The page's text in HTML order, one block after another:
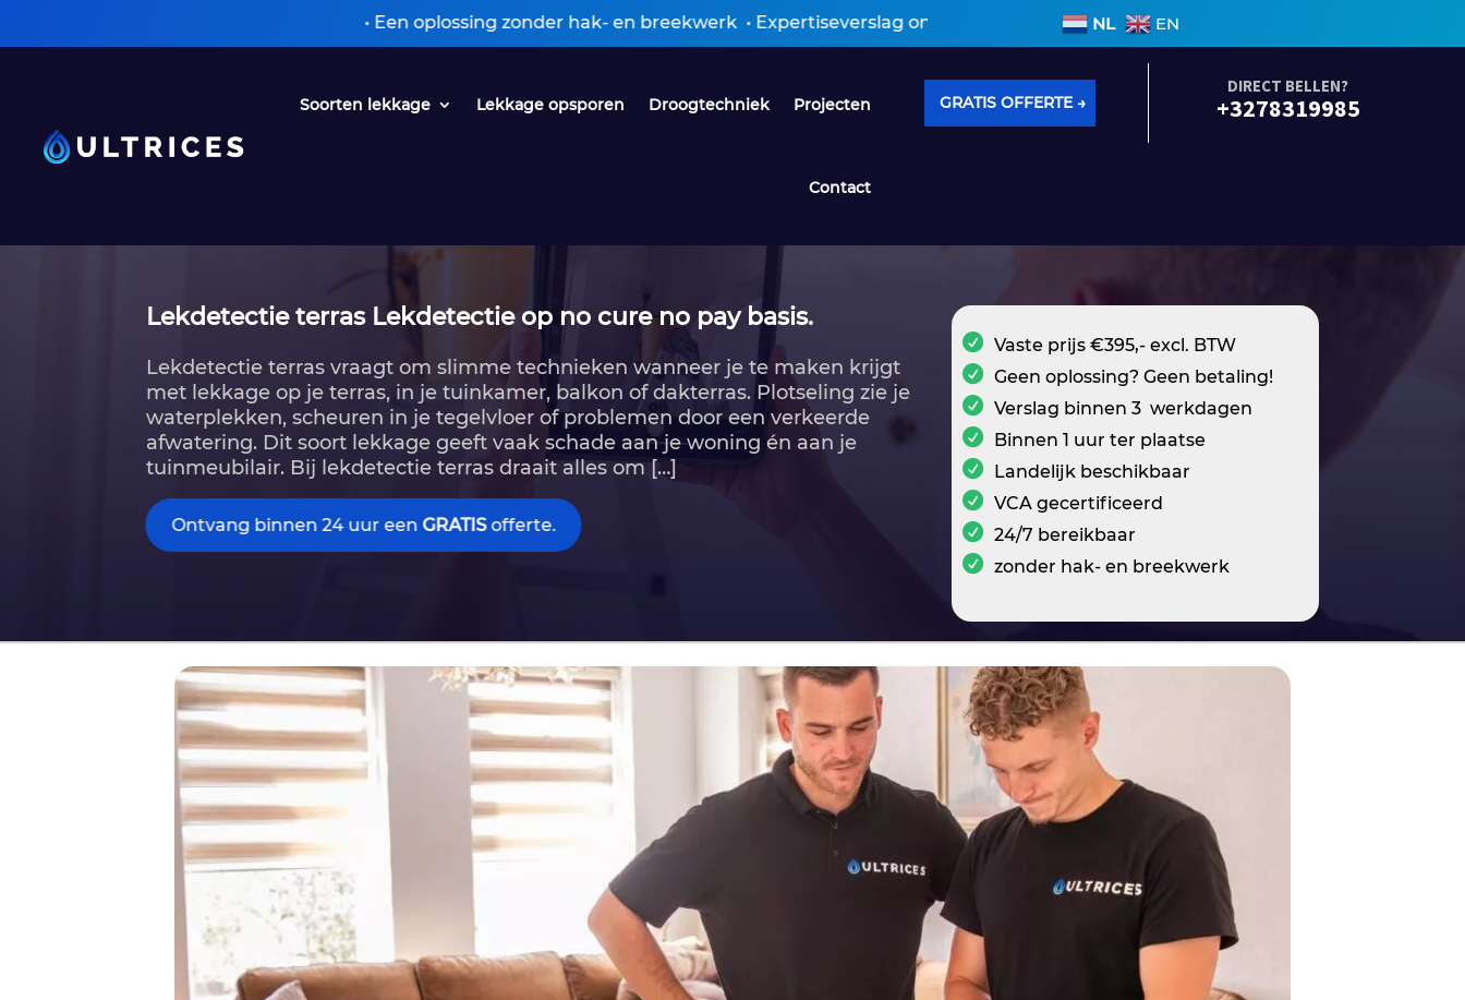
• Een oplossing zonder hak- en breekwerk • Expertiseverslag ontvangen binnen 3 werkdagen • Geen voorrijkosten • Alle soorten
NL EN
Soorten lekkage Lekkage opsporen Droogtechniek Projecten
Contact
GRATIS OFFERTE →
DIRECT BELLEN?
+3278319985
Lekdetectie terras Lekdetectie op no cure no pay basis.
Lekdetectie terras vraagt om slimme technieken wanneer je te maken krijgt
met lekkage op je terras, in je tuinkamer, balkon of dakterras.​ Plotseling zie je
waterplekken, scheuren in je tegelvloer of problemen door een verkeerde
afwatering.​ Dit soort lekkage geeft vaak schade aan je woning én aan je
tuinmeubilair.​ Bij lekdetectie terras draait alles om […]
Ontvang binnen 24 uur eenGRATISofferte.
Vaste prijs €395,- excl. BTW
Geen oplossing? Geen betaling!
Verslag binnen 3 werkdagen
Binnen 1 uur ter plaatse
Landelijk beschikbaar
VCA gecertificeerd
24/7 bereikbaar
zonder hak- en breekwerk